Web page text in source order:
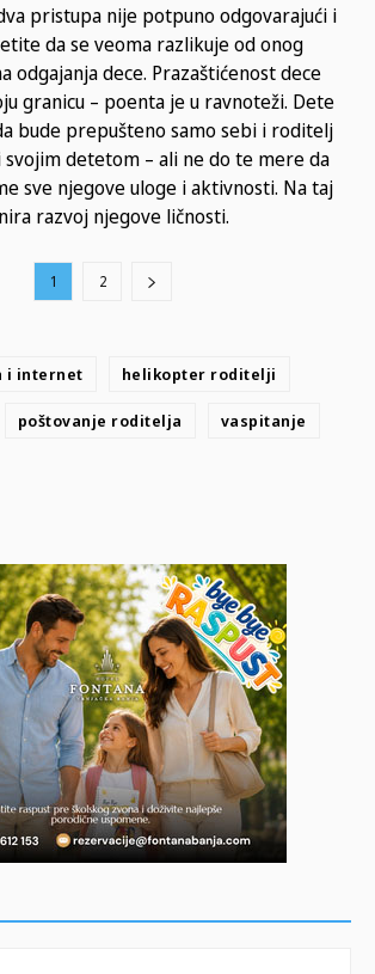
pristupa nije potpuno odgovarajući i
da se veoma razlikuje od onog
odgajanja dece. Prazaštićenost dece
granicu – poenta je u ravnoteži. Dete
bude prepušteno samo sebi i roditelj
detetom – ali ne do te mere da
sve njegove uloge i aktivnosti. Na taj
razvoj njegove ličnosti.
1 2
i internet helikopter roditelji
poštovanje roditelja vaspitanje